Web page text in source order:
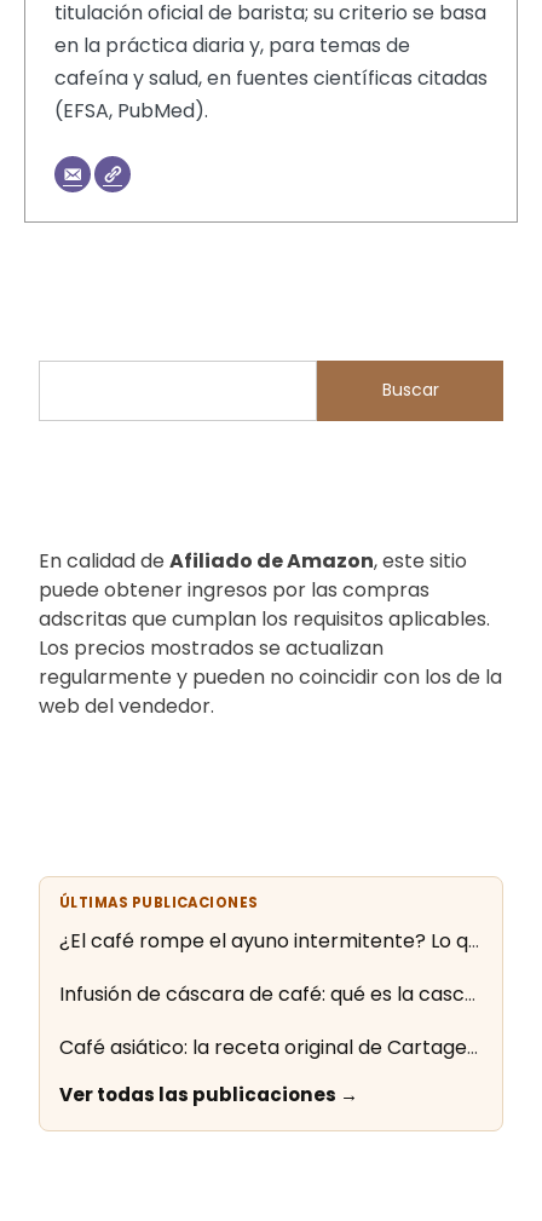
titulación oficial de barista; su criterio se basa
en la práctica diaria y, para temas de
cafeína y salud, en fuentes científicas citadas
(EFSA, PubMed).
Buscar
En calidad de Afiliado de Amazon, este sitio
puede obtener ingresos por las compras
adscritas que cumplan los requisitos aplicables.
Los precios mostrados se actualizan
regularmente y pueden no coincidir con los de la
web del vendedor.
ÚLTIMAS PUBLICACIONES
¿El café rompe el ayuno intermitente? Lo que dice la evidencia
Infusión de cáscara de café: qué es la cascara y cómo se prepara
Café asiático: la receta original de Cartagena paso a paso
Ver todas las publicaciones →